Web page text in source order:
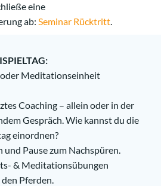
eine
ab: Seminar Rücktritt.
Meditationseinheit
Coaching – allein oder in der
Gespräch. Wie kannst du die
einordnen?
Pause zum Nachspüren.
& Meditationsübungen
Pferden.